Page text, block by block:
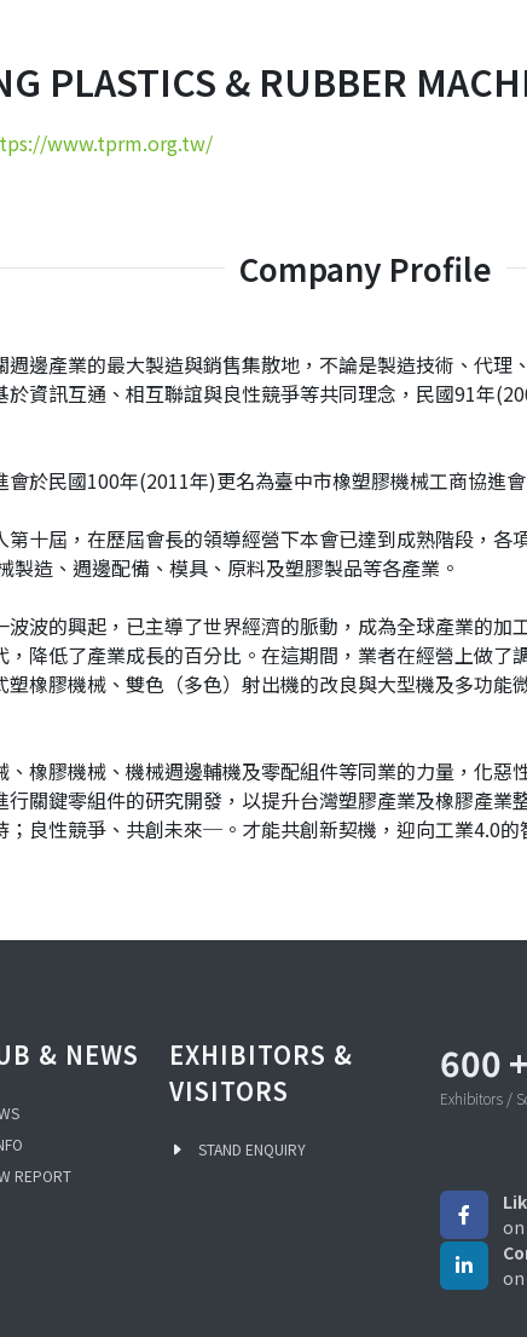
PLASTICS & RUBBER
www.tprm.org.tw/
Company Profile
週邊產業的最大製造與銷售集散地，不論是製造技術、代
資訊互通、相互聯誼與良性競爭等共同理念，民國91年
於民國100年(2011年)更名為臺中市橡塑膠機械工商協進
十屆，在歷屆會長的領導經營下本會已達到成熟階段，各
製造、週邊配備、模具、原料及塑膠製品等各產業。
波波的興起，已主導了世界經濟的脈動，成為全球產業的
降低了產業成長的百分比。在這期間，業者在經營上做了
橡膠機械、雙色（多色）射出機的改良與大型機及多功
橡膠機械、機械週邊輔機及零配組件等同業的力量，化惡
行關鍵零組件的研究開發，以提升台灣塑膠產業及橡膠產
良性競爭、共創未來─。才能共創新契機，迎向工業4.0的
& NEWS
REPORT
EXHIBITORS &
VISITORS
STAND ENQUIRY
600 +
Exhibitors /
on